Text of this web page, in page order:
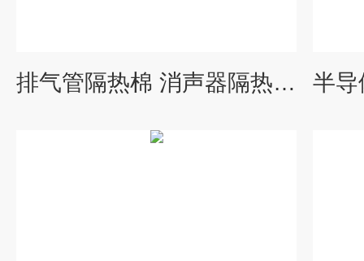
排气管隔热棉 消声器隔热罩 弯头保温被 反复使用